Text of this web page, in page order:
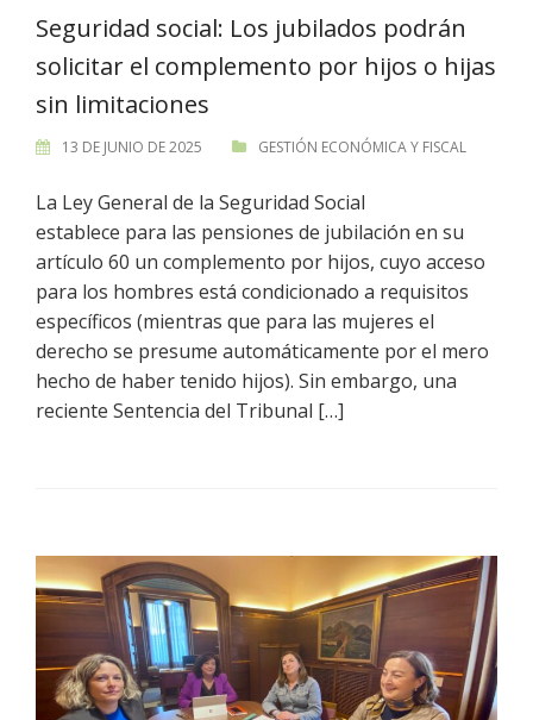
Seguridad social: Los jubilados podrán
solicitar el complemento por hijos o hijas
sin limitaciones
13 DE JUNIO DE 2025 GESTIÓN ECONÓMICA Y FISCAL
La Ley General de la Seguridad Social
establece para las pensiones de jubilación en su
artículo 60 un complemento por hijos, cuyo acceso
para los hombres está condicionado a requisitos
específicos (mientras que para las mujeres el
derecho se presume automáticamente por el mero
hecho de haber tenido hijos). Sin embargo, una
reciente Sentencia del Tribunal […]